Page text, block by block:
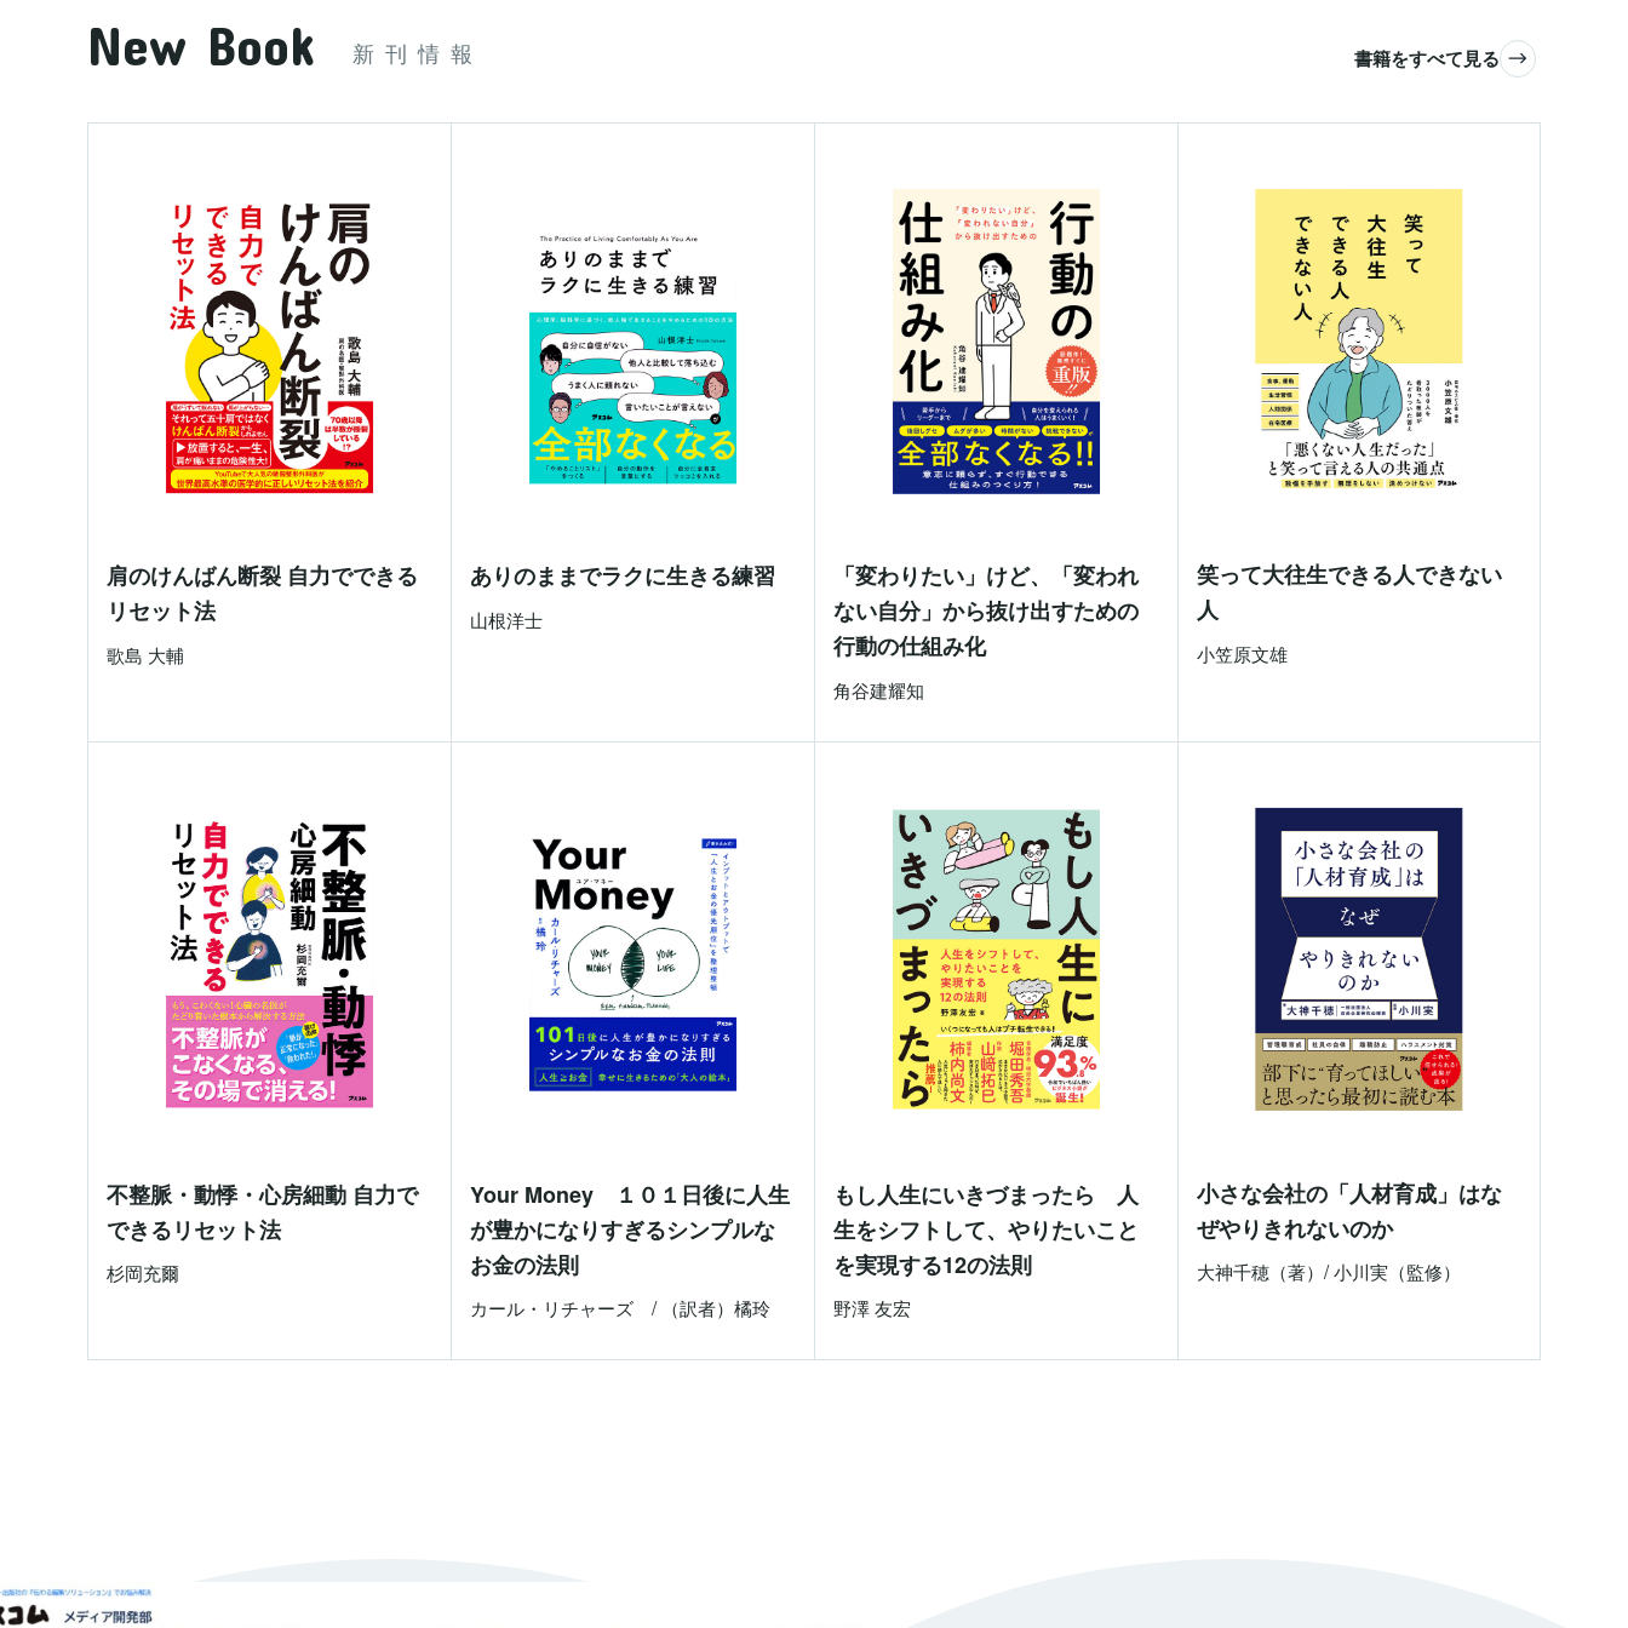
New Book 新刊情報 書籍をすべて見る
肩のけんばん断裂 自力でできる
リセット法
歌島 大輔
ありのままでラクに生きる練習
山根洋士
「変わりたい」けど、「変われ
ない自分」から抜け出すための
行動の仕組み化
⻆谷建耀知
笑って大往生できる人できない
人
小笠原文雄
不整脈・動悸・心房細動 自力で
できるリセット法
杉岡充爾
Your Money １０１日後に人生
が豊かになりすぎるシンプルな
お金の法則
カール・リチャーズ / （訳者）橘玲
もし人生にいきづまったら 人
生をシフトして、やりたいこと
を実現する12の法則
野澤 友宏
小さな会社の「人材育成」はな
ぜやりきれないのか
大神千穂（著）/ 小川実（監修）